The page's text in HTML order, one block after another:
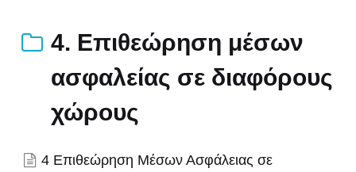
4. Επιθεώρηση μέσων
ασφαλείας σε διαφόρους
χώρους
4 Επιθεώρηση Μέσων Ασφάλειας σε